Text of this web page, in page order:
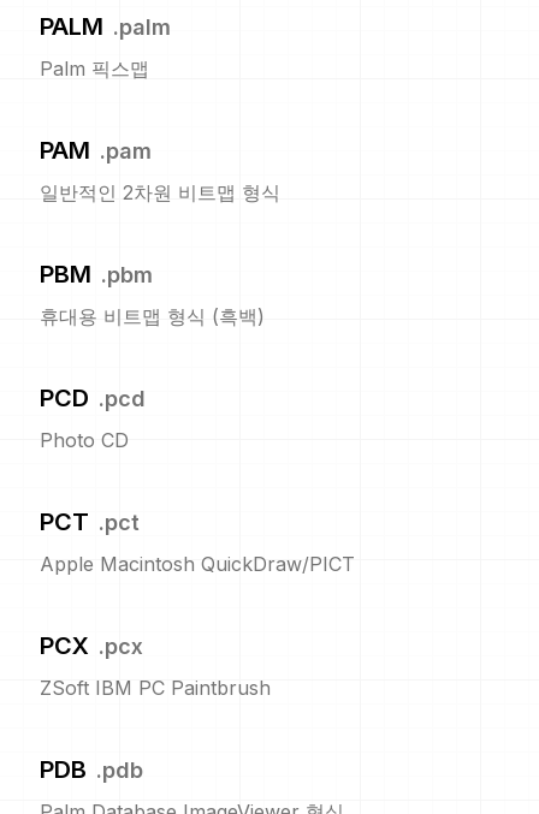
PALM .palm
Palm 픽스맵
PAM .pam
일반적인 2차원 비트맵 형식
PBM .pbm
휴대용 비트맵 형식 (흑백)
PCD .pcd
Photo CD
PCT .pct
Apple Macintosh QuickDraw/PICT
PCX .pcx
ZSoft IBM PC Paintbrush
PDB .pdb